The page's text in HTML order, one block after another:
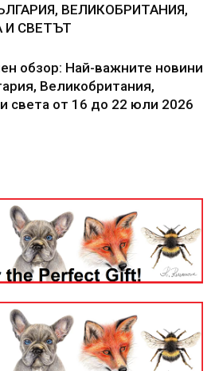
ВЕЛИКОБРИТАНИЯ,
И СВЕТЪТ
обзор: Най-важните новини
Великобритания,
света от 16 до 22 юли 2026